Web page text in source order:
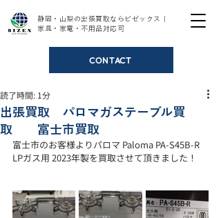
静岡・山梨の出張買取ならビゼックス｜
家具・家電・不用品対応可
CONTACT
出張買取 パロマガステーブル買
取 富士市買取
読了時間: 1分
富士市のお客様よりパロマ Paloma PA-S45B-R
LPガス用 2023年製を買取させて頂きました！